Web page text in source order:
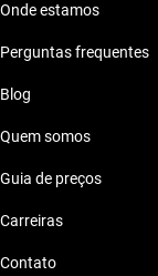
Onde estamos
Perguntas frequentes
Blog
Quem somos
Guia de preços
Carreiras
Contato